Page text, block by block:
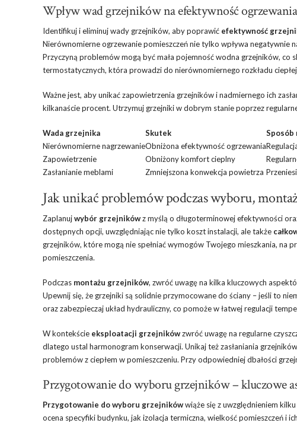
Wpływ wad grzejników na efektywność ogrzewania
Identifikuj i eliminuj wady grzejników, aby poprawić efektywność
Nierównomierne ogrzewanie pomieszczeń nie tylko wpływa negatywnie
Przyczyną problemów mogą być mała pojemność wodna grzejników,
termostatycznych, która prowadzi do nierównomiernego rozkładu
Ważne jest, aby unikać zapowietrzenia grzejników i nadmiernego ich
kilkanaście procent. Utrzymuj grzejniki w dobrym stanie poprzez
Wada grzejnika Skutek
Sposób
Nierównomierne nagrzewanieObniżona efektywność ogrzewania
Zapowietrzenie
Obniżony komfort cieplny
Zasłanianie meblami
Zmniejszona konwekcja powietrza
Jak unikać problemów podczas wyboru,
Zaplanujwybór grzejnikówz myślą o długoterminowej efektywności
dostępnych opcji, uwzględniając nie tylko koszt instalacji, ale także
grzejników, które mogą nie spełniać wymogów Twojego mieszkania,
pomieszczenia.
Podczas montażu grzejników, zwróć uwagę na kilka kluczowych
Upewnij się, że grzejniki są solidnie przymocowane do ściany – jeśli to
oraz zabezpieczaj układ hydrauliczny, co pomoże w łatwej regulacji
W kontekście eksploatacji grzejnikówzwróć uwagę na regularne
dlatego ustal harmonogram konserwacji. Unikaj też zasłaniania
problemów z ciepłem w pomieszczeniu. Przy odpowiedniej dbałości
Przygotowanie do wyboru grzejników – kluczowe
Przygotowanie do wyboru grzejnikówwiąże się z uwzględnieniem
ocena specyfiki budynku, jak izolacja termiczna, wielkość pomieszczeń i